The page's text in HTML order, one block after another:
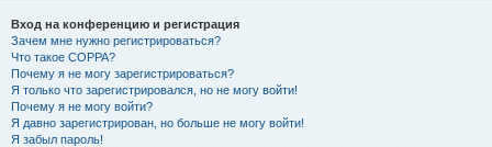
Вход на конференцию и регистрация
Зачем мне нужно регистрироваться?
Что такое COPPA?
Почему я не могу зарегистрироваться?
Я только что зарегистрировался, но не могу войти!
Почему я не могу войти?
Я давно зарегистрирован, но больше не могу войти!
Я забыл пароль!